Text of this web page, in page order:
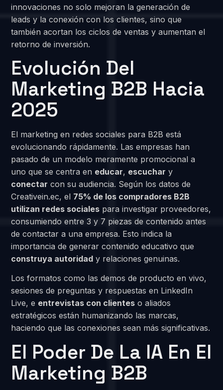
innovaciones no solo mejoran la generación de
leads y la conexión con los clientes, sino que
también acortan los ciclos de ventas y aumentan el
retorno de inversión.
Evolución Del
Marketing B2B Hacia
2025
El marketing en redes sociales para B2B está
evolucionando rápidamente. Las empresas han
pasado de un modelo meramente promocional a
uno que se centra en educar, escuchar y
conectar con su audiencia. Según los datos de
Creativein.ec, el 75% de los compradores B2B
utilizan redes sociales para investigar proveedores,
consumiendo entre 3 y 7 piezas de contenido antes
de contactar a una empresa. Esto indica la
importancia de generar contenido educativo que
construya autoridad y relaciones genuinas.
Los formatos como las demos de producto en vivo,
sesiones de preguntas y respuestas en LinkedIn
Live, e entrevistas con clientes o aliados
estratégicos están humanizando las marcas,
haciendo que las conexiones sean más significativas.
El Poder De La IA En El
Marketing B2B